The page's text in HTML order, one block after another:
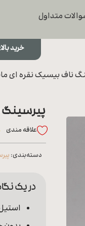
متداول
خرید بالای ۱,۵ میلیون =
ناف بیسیک نقره ای
پیرسینگ
علاقه‌ مندی
دسته‌بندی:
در یک
استیل